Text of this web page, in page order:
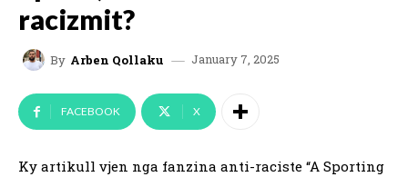
racizmit?
By Arben Qollaku January 7, 2025
FACEBOOK X
Ky artikull vjen nga fanzina anti-raciste “A Sporting